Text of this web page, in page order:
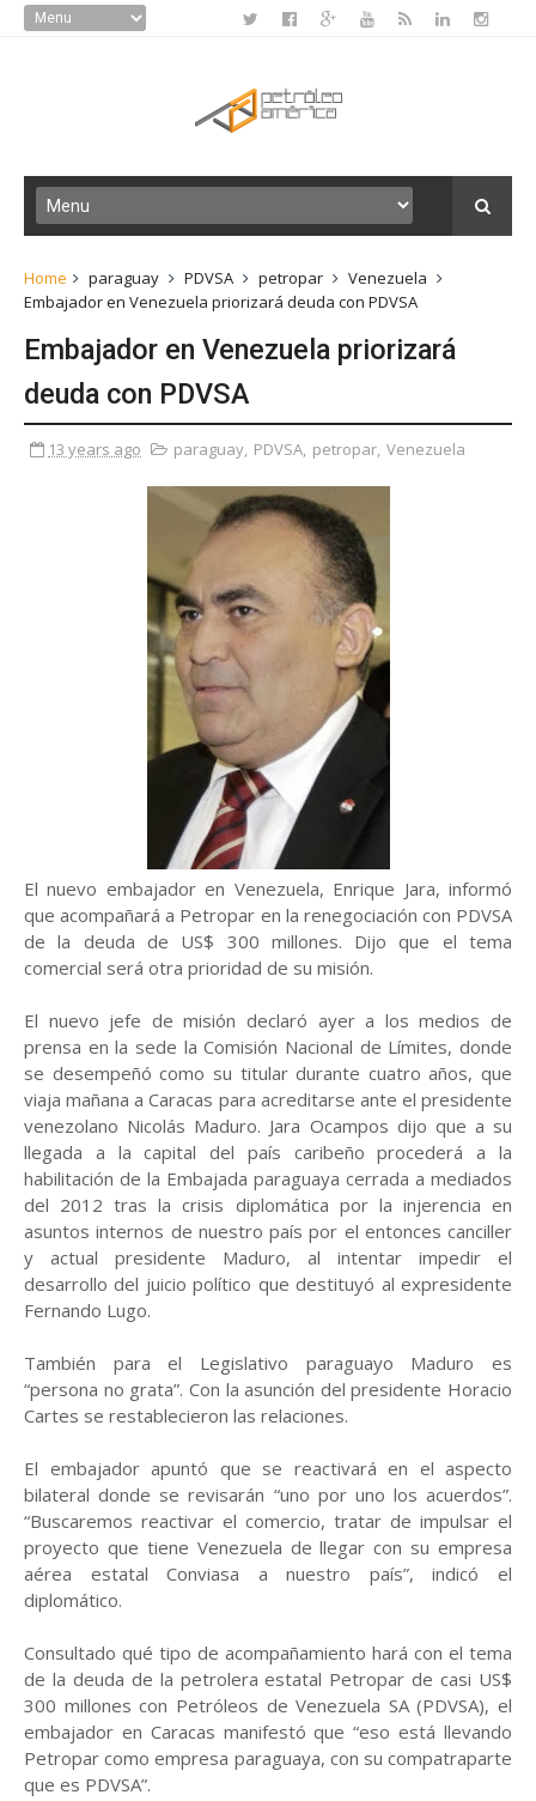
Home paraguay PDVSA petropar
Venezuela
Embajador en Venezuela priorizará deuda con PDVSA
Embajador en Venezuela priorizará
deuda con PDVSA
13 years ago paraguay, PDVSA, petropar, Venezuela
El nuevo embajador en Venezuela, Enrique Jara, informó
que acompañará a Petropar en la renegociación con PDVSA
de la deuda de US$ 300 millones. Dijo que el tema
comercial será otra prioridad de su misión.
El nuevo jefe de misión declaró ayer a los medios de
prensa en la sede la Comisión Nacional de Límites, donde
se desempeñó como su titular durante cuatro años, que
viaja mañana a Caracas para acreditarse ante el presidente
venezolano Nicolás Maduro. Jara Ocampos dijo que a su
llegada a la capital del país caribeño procederá a la
habilitación de la Embajada paraguaya cerrada a mediados
del 2012 tras la crisis diplomática por la injerencia en
asuntos internos de nuestro país por el entonces canciller
y actual presidente Maduro, al intentar impedir el
desarrollo del juicio político que destituyó al expresidente
Fernando Lugo.
También para el Legislativo paraguayo Maduro es
“persona no grata”. Con la asunción del presidente Horacio
Cartes se restablecieron las relaciones.
El embajador apuntó que se reactivará en el aspecto
bilateral donde se revisarán “uno por uno los acuerdos”.
“Buscaremos reactivar el comercio, tratar de impulsar el
proyecto que tiene Venezuela de llegar con su empresa
aérea estatal Conviasa a nuestro país”, indicó el
diplomático.
Consultado qué tipo de acompañamiento hará con el tema
de la deuda de la petrolera estatal Petropar de casi US$
300 millones con Petróleos de Venezuela SA (PDVSA), el
embajador en Caracas manifestó que “eso está llevando
Petropar como empresa paraguaya, con su compatraparte
que es PDVSA”.